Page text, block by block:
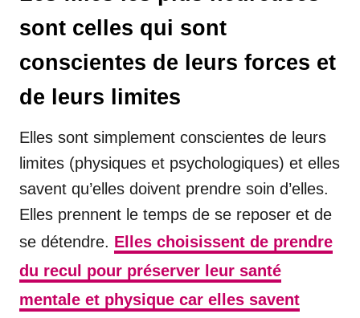
sont celles qui sont
conscientes de leurs forces et
de leurs limites
Elles sont simplement conscientes de leurs
limites (physiques et psychologiques) et elles
savent qu’elles doivent prendre soin d’elles.
Elles prennent le temps de se reposer et de
se détendre. Elles choisissent de prendre
du recul pour préserver leur santé
mentale et physique car elles savent